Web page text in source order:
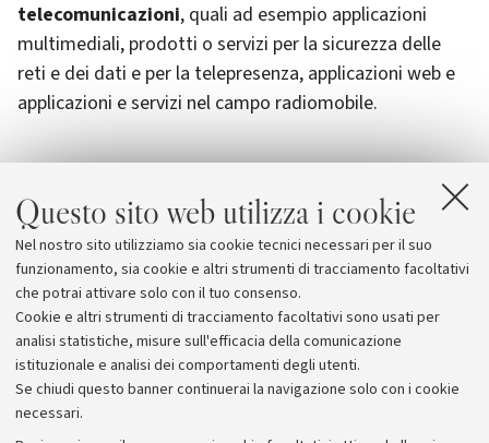
Questo sito web utilizza i cookie
Nel nostro sito utilizziamo sia cookie tecnici necessari per il suo
funzionamento, sia cookie e altri strumenti di tracciamento facoltativi
che potrai attivare solo con il tuo consenso.
Cookie e altri strumenti di tracciamento facoltativi sono usati per
analisi statistiche, misure sull'efficacia della comunicazione
istituzionale e analisi dei comportamenti degli utenti.
Se chiudi questo banner continuerai la navigazione solo con i cookie
necessari.
telecomunicazioni, quali ad esempio applicazioni
multimediali, prodotti o servizi per la sicurezza delle
reti e dei dati e per la telepresenza, applicazioni web e
applicazioni e servizi nel campo radiomobile.
Allegati
Aster - Scienza, tecnologia, impresa